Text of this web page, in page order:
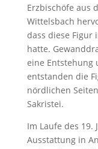
Erzbischöfe aus
Wittelsbach
dass diese Figur
hatte.
eine Entstehung
entstanden die
nördlichen
Sakristei.
Im Laufe des
Ausstattung in